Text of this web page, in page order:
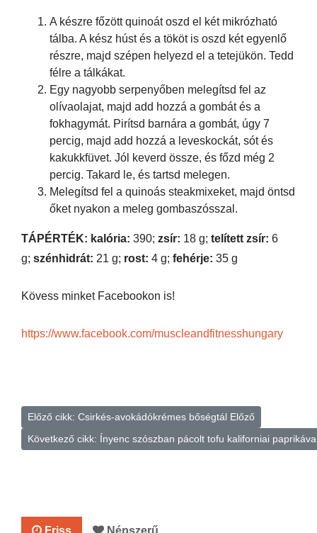
A készre főzött quinoát oszd el két mikrózható
tálba. A kész húst és a tököt is oszd két egyenlő
részre, majd szépen helyezd el a tetejükön. Tedd
félre a tálkákat.
Egy nagyobb serpenyőben melegítsd fel az
olívaolajat, majd add hozzá a gombát és a
fokhagymát. Pirítsd barnára a gombát, úgy 7
percig, majd add hozzá a leveskockát, sót és
kakukkfüvet. Jól keverd össze, és főzd még 2
percig. Takard le, és tartsd melegen.
Melegítsd fel a quinoás steakmixeket, majd öntsd
őket nyakon a meleg gombaszósszal.
TÁPÉRTÉK: kalória: 390; zsír: 18 g; telített zsír: 6
g; szénhidrát: 21 g; rost: 4 g; fehérje: 35 g
Kövess minket Facebookon is!
https://www.facebook.com/muscleandfitnesshungary
Előző cikk: Csirkés-avokádókrémes bőségtál Előző
Következő cikk: Ínyenc szószban pácolt tofu kaliforniai
Friss Népszerű